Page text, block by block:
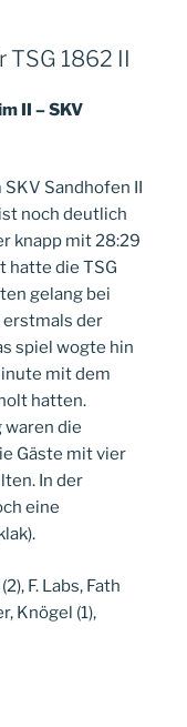
1862 II
II – SKV
Sandhofen II
noch deutlich
knapp mit 28:29
hatte die TSG
gelang bei
erstmals der
spiel wogte hin
mit dem
hatten.
waren die
Gäste mit vier
In der
eine
F. Labs, Fath
Knögel (1),